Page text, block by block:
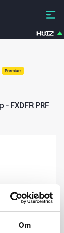
Om
HUIZ
Premium
FXDFR PRF